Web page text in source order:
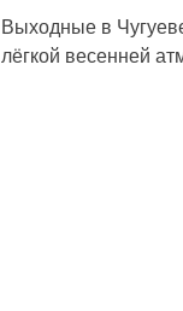
Выходные в
лёгкой весенней